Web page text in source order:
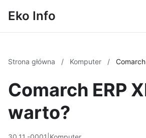
Eko Info
Strona główna / Komputer /
Comarch ERP
warto?